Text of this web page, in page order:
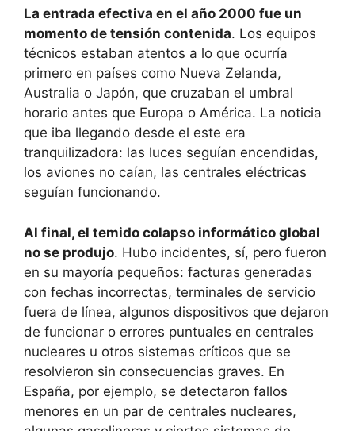
La entrada efectiva en el año 2000 fue un
momento de tensión contenida. Los equipos
técnicos estaban atentos a lo que ocurría
primero en países como Nueva Zelanda,
Australia o Japón, que cruzaban el umbral
horario antes que Europa o América. La noticia
que iba llegando desde el este era
tranquilizadora: las luces seguían encendidas,
los aviones no caían, las centrales eléctricas
seguían funcionando.
Al final, el temido colapso informático global
no se produjo. Hubo incidentes, sí, pero fueron
en su mayoría pequeños: facturas generadas
con fechas incorrectas, terminales de servicio
fuera de línea, algunos dispositivos que dejaron
de funcionar o errores puntuales en centrales
nucleares u otros sistemas críticos que se
resolvieron sin consecuencias graves. En
España, por ejemplo, se detectaron fallos
menores en un par de centrales nucleares,